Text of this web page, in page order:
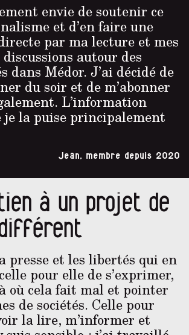
envie de soutenir ce
et d’en faire une
par ma lecture et mes
autour des
dans Médor. J’ai décidé de
du soir et de m’abonner
L’information
je la puise principalement
Jean, membre depuis 2020
à un projet de
presse et les libertés qui en
pour elle de s’exprimer,
où cela fait mal et pointer
de sociétés. Celle pour
la lire, m’informer et